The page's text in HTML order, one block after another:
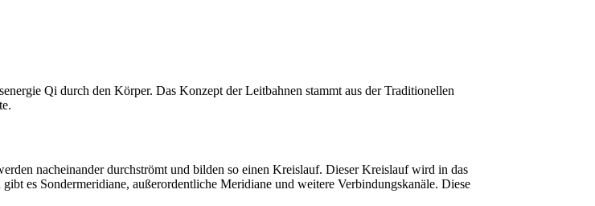
Qi durch den Körper. Das Konzept der Leitbahnen stammt aus der Traditionellen
nacheinander durchströmt und bilden so einen Kreislauf. Dieser Kreislauf wird in das
es Sondermeridiane, außerordentliche Meridiane und weitere Verbindungskanäle. Diese